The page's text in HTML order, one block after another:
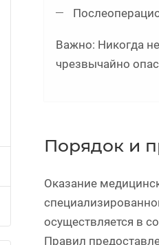
Важно: Никогда
чрезвычайно
Порядок и
Оказание
осуществляется в
Правил